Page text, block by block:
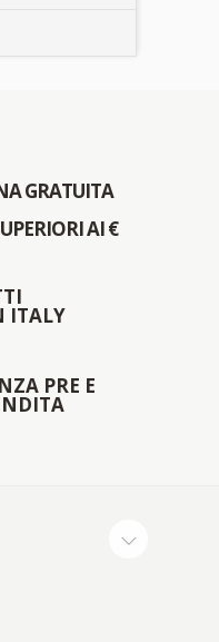
GRATUITA
AI €
ITALY
PRE E